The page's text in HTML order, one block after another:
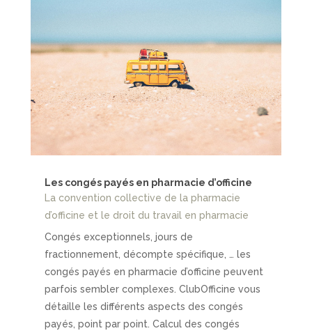
Les congés payés en pharmacie d’officine
La convention collective de la pharmacie
d’officine et le droit du travail en pharmacie
Congés exceptionnels, jours de
fractionnement, décompte spécifique, … les
congés payés en pharmacie d’officine peuvent
parfois sembler complexes. ClubOfficine vous
détaille les différents aspects des congés
payés, point par point. Calcul des congés